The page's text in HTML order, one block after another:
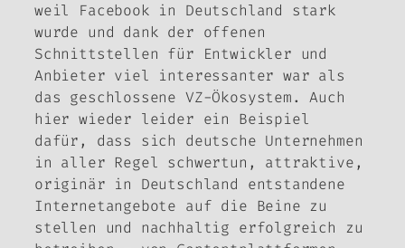
weil Facebook in Deutschland stark
wurde und dank der offenen
Schnittstellen für Entwickler und
Anbieter viel interessanter war als
das geschlossene VZ-Ökosystem. Auch
hier wieder leider ein Beispiel
dafür, dass sich deutsche Unternehmen
in aller Regel schwertun, attraktive,
originär in Deutschland entstandene
Internetangebote auf die Beine zu
stellen und nachhaltig erfolgreich zu